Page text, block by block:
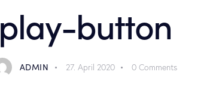
play-button
ADMIN 27. April 2020 0 Comments